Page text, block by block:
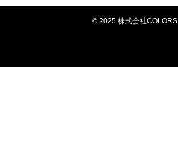
© 2025 株式会社COLORS